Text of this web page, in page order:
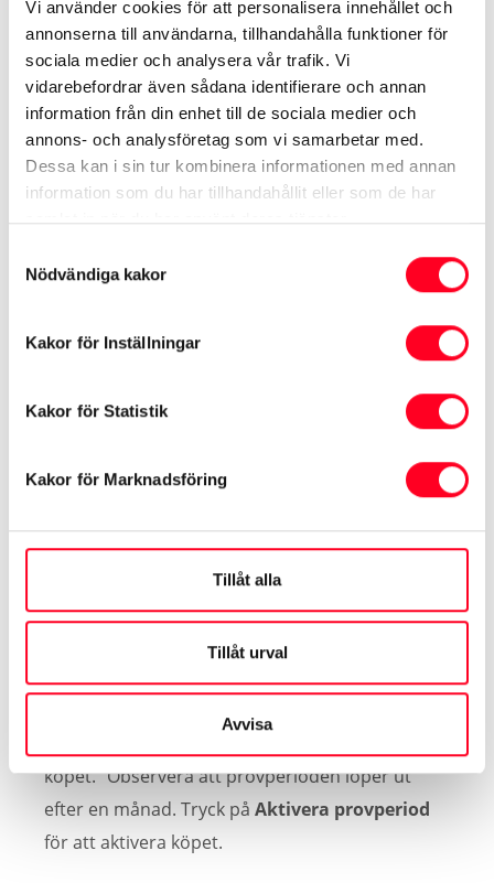
Vi använder cookies för att personalisera innehållet och
annonserna till användarna, tillhandahålla funktioner för
sociala medier och analysera vår trafik. Vi
vidarebefordrar även sådana identifierare och annan
information från din enhet till de sociala medier och
annons- och analysföretag som vi samarbetar med.
Dessa kan i sin tur kombinera informationen med annan
information som du har tillhandahållit eller som de har
samlat in när du har använt deras tjänster.
Nödvändiga kakor
Kakor för Inställningar
Kakor för Statistik
Kakor för Marknadsföring
Tillåt alla
Tillåt urval
Avvisa
4.
Välj sedan hur du vill betala prenumerationen,
månadsvis, årligen, eller på en 4-årsperiod. Gå
ange en ny, välj kort att betala med och gå
vidare till betalning.
6.
köpet. Observera att provperioden löper ut
efter en månad. Tryck på Aktivera provperiod
för att aktivera köpet.